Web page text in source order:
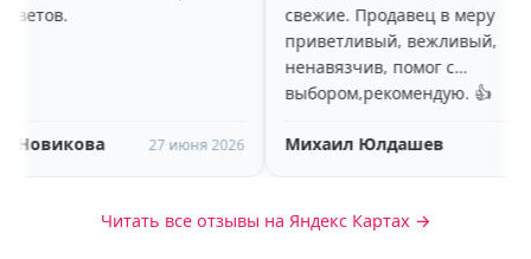
2026
свежие. Продавец в меру
приветливый, вежливый,
выбором,рекомендую. 👍
Михаил Юлдашев 24 мая 2026
букет
Читать все отзывы на Яндекс Картах →